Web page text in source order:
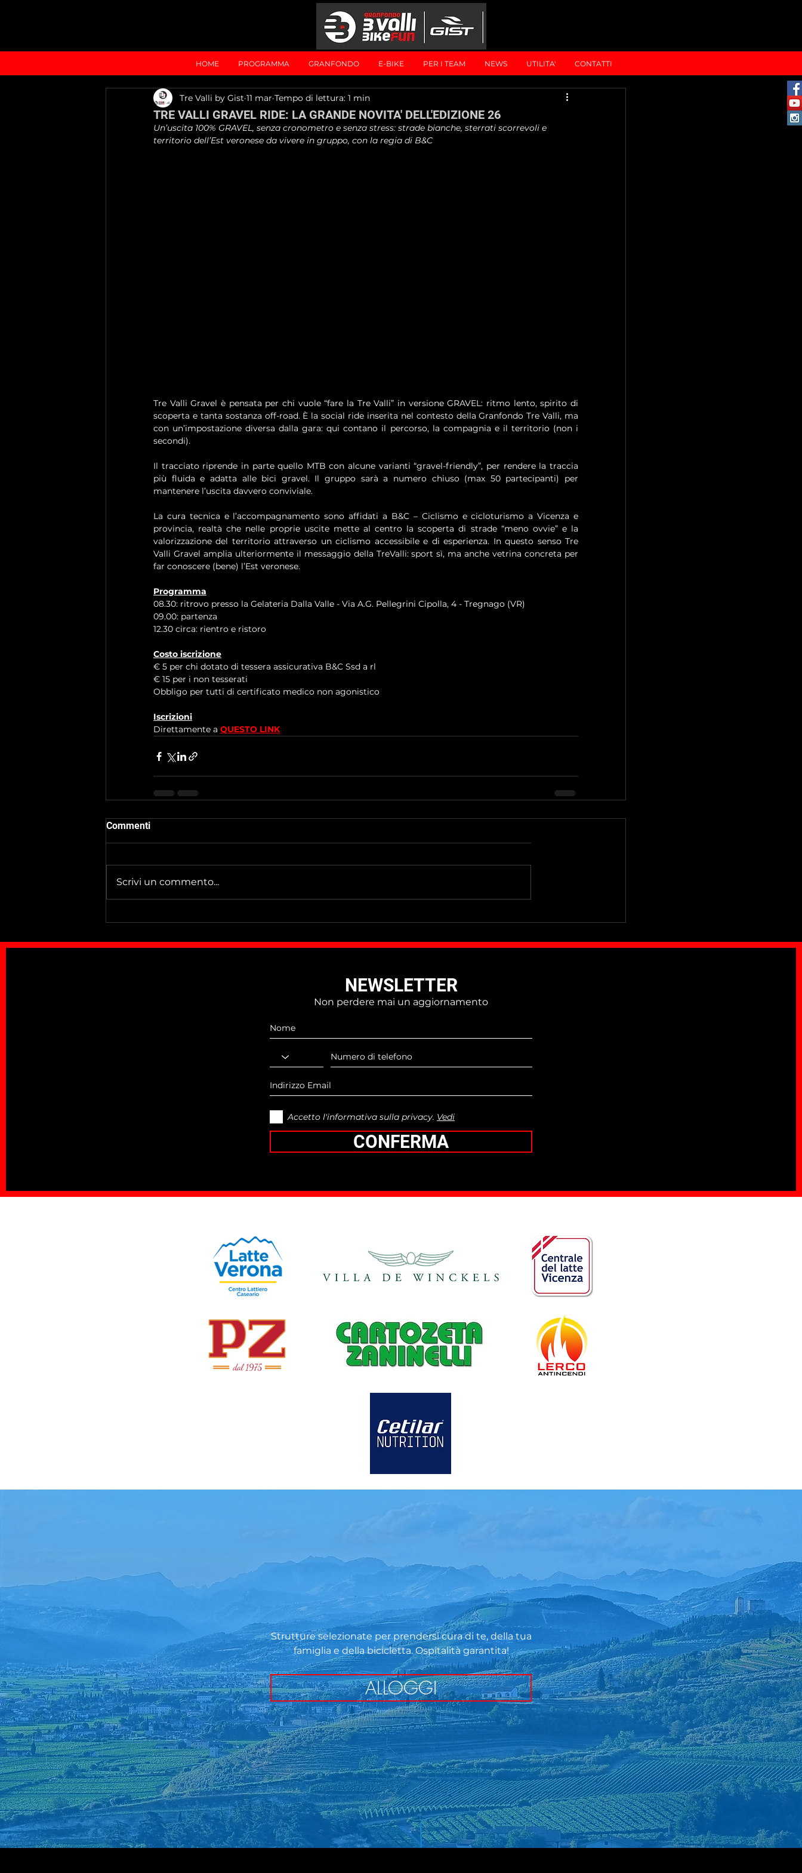
HOME PROGRAMMA GRANFONDO E-BIKE PER I TEAM NEWS UTILITA' CONTATTI
TRE VALLI GRAVEL RIDE: LA GRANDE NOVITA' DELL'EDIZIONE 26
Tre Valli by Gist 11 mar Tempo di lettura: 1 min
Un’uscita 100% GRAVEL, senza cronometro e senza stress: strade bianche, sterrati scorrevoli e
territorio dell’Est veronese da vivere in gruppo, con la regia di B&C
Tre Valli Gravel è pensata per chi vuole “fare la Tre Valli” in versione GRAVEL: ritmo lento, spirito di
scoperta e tanta sostanza off-road. È la social ride inserita nel contesto della Granfondo Tre Valli, ma
con un’impostazione diversa dalla gara: qui contano il percorso, la compagnia e il territorio (non i
secondi).
Il tracciato riprende in parte quello MTB con alcune varianti “gravel-friendly”, per rendere la traccia
più fluida e adatta alle bici gravel. Il gruppo sarà a numero chiuso (max 50 partecipanti) per
mantenere l’uscita davvero conviviale.
La cura tecnica e l’accompagnamento sono affidati a B&C – Ciclismo e cicloturismo a Vicenza e
provincia, realtà che nelle proprie uscite mette al centro la scoperta di strade “meno ovvie” e la
valorizzazione del territorio attraverso un ciclismo accessibile e di esperienza. In questo senso Tre
Valli Gravel amplia ulteriormente il messaggio della TreValli: sport sì, ma anche vetrina concreta per
far conoscere (bene) l’Est veronese.
Programma
08.30: ritrovo presso la Gelateria Dalla Valle - Via A.G. Pellegrini Cipolla, 4 - Tregnago (VR)
09.00: partenza
12.30 circa: rientro e ristoro
Costo iscrizione
€ 5 per chi dotato di tessera assicurativa B&C Ssd a rl
€ 15 per i non tesserati
Obbligo per tutti di certificato medico non agonistico
Iscrizioni
Direttamente a QUESTO LINK
Commenti
Scrivi un commento...
NEWSLETTER
Non perdere mai un aggiornamento
Accetto l'informativa sulla privacy. Vedi
CONFERMA
Strutture selezionate per prendersi cura di te, della tua
famiglia e della bicicletta. Ospitalità garantita!
ALLOGGI